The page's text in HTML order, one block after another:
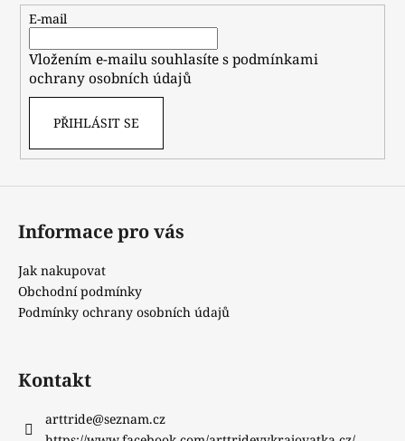
E-mail
Vložením e-mailu souhlasíte spodmínkami
ochrany osobních údajů
PŘIHLÁSIT SE
Informace pro vás
Jak nakupovat
Obchodní podmínky
Podmínky ochrany osobních údajů
Kontakt
arttride@seznam.cz